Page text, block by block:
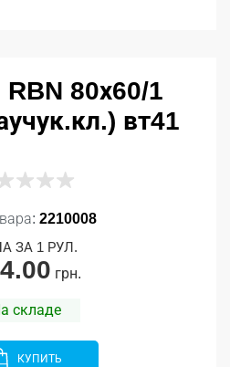
RBN 80х60/1
вт41
2210008
ЗА 1 РУЛ.
грн.
складе
КУПИТЬ